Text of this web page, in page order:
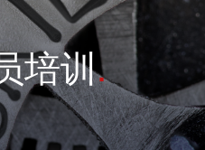
银行 & 保险
科学 & 研究
研究重点
创新平台
关于TÜV奥地利中国
地点
中国区最高管理层宣言
培训